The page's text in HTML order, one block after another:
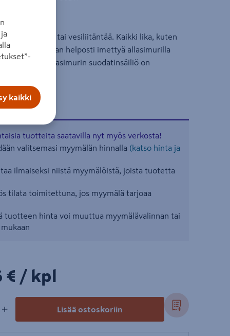
pumppua tai vesiliitäntää. Kaikki lika, kuten
ruoho saadaan helposti imettyä allasimurilla
jälkeen allasimurin suodatinsäiliö on
tuotteita saatavilla nyt myös verkosta!
valitsemasi myymälän hinnalla (katso hinta ja
ilmaiseksi niistä myymälöistä, joista tuotetta
tilata toimitettuna, jos myymälä tarjoaa
tuotteen hinta voi muuttua myymälävalinnan tai
kpl
€ / kpl
+ Lisää ostoskoriin
kaikki